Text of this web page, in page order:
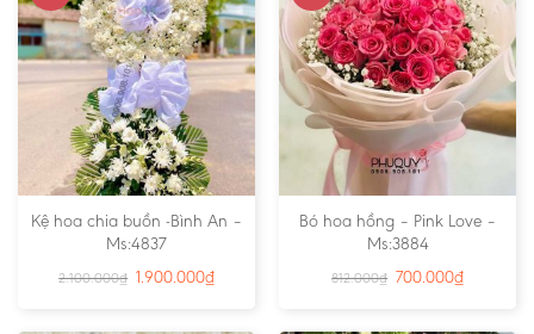
Kệ hoa chia buồn -Bình An –
Ms:4837
2.100.000₫ 1.900.000₫
Bó hoa hồng – Pink Love –
Ms:3884
812.000₫ 700.000₫